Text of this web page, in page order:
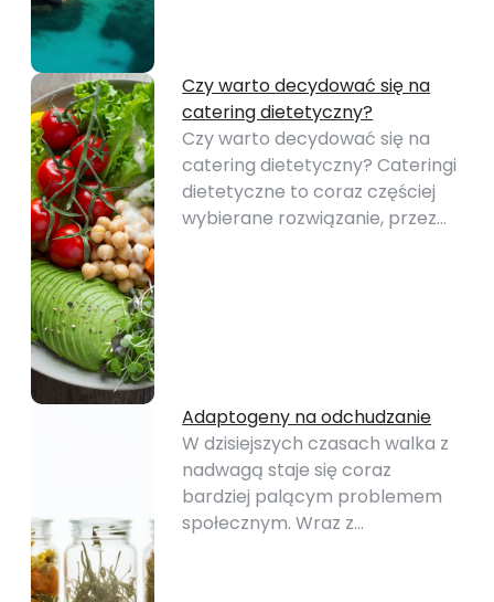
Czy warto decydować się na
catering dietetyczny?
Czy warto decydować się na
catering dietetyczny? Cateringi
dietetyczne to coraz częściej
wybierane rozwiązanie, przez…
Adaptogeny na odchudzanie
W dzisiejszych czasach walka z
nadwagą staje się coraz
bardziej palącym problemem
społecznym. Wraz z…